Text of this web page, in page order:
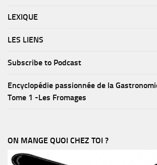
LEXIQUE
LES LIENS
Subscribe to Podcast
Encyclopédie passionnée de la
Tome 1 -Les Fromages
ON MANGE QUOI CHEZ TOI ?